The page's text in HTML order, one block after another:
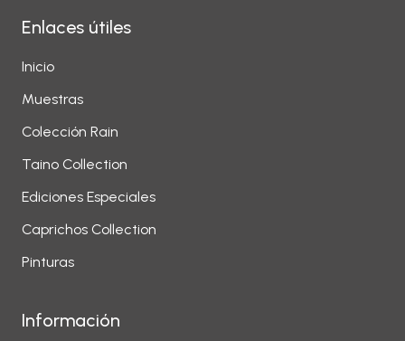
Enlaces útiles
Inicio
Muestras
Colección Rain
Taino Collection
Ediciones Especiales
Caprichos Collection
Pinturas
Información